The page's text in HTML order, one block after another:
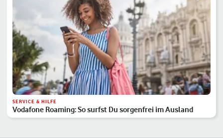
SERVICE & HILFE
Vodafone Roaming: So surfst Du sorgenfrei im Ausland